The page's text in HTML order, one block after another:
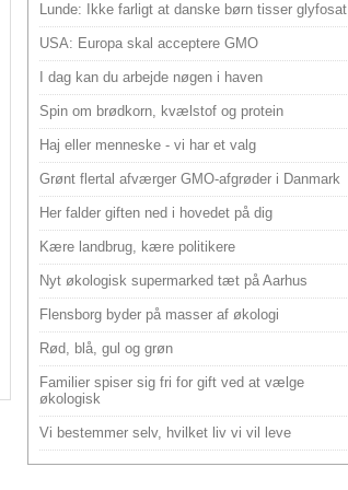
Lunde: Ikke farligt at danske børn tisser glyfosat
USA: Europa skal acceptere GMO
I dag kan du arbejde nøgen i haven
Spin om brødkorn, kvælstof og protein
Haj eller menneske - vi har et valg
Grønt flertal afværger GMO-afgrøder i Danmark
Her falder giften ned i hovedet på dig
Kære landbrug, kære politikere
Nyt økologisk supermarked tæt på Aarhus
Flensborg byder på masser af økologi
Rød, blå, gul og grøn
Familier spiser sig fri for gift ved at vælge
økologisk
Vi bestemmer selv, hvilket liv vi vil leve